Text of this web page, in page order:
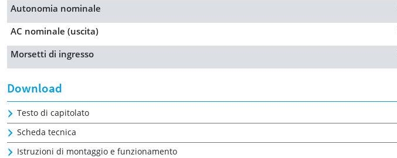
Autonomia nominale
AC nominale (uscita)
Morsetti di ingresso
Download
Testo di capitolato
Scheda tecnica
Istruzioni di montaggio e funzionamento